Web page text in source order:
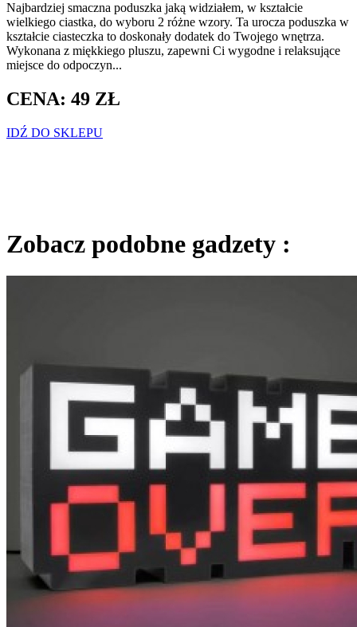
Najbardziej smaczna poduszka jaką widziałem, w kształcie
wielkiego ciastka, do wyboru 2 różne wzory. Ta urocza poduszka w
kształcie ciasteczka to doskonały dodatek do Twojego wnętrza.
Wykonana z miękkiego pluszu, zapewni Ci wygodne i relaksujące
miejsce do odpoczyn...
CENA: 49 ZŁ
IDŹ DO SKLEPU
Zobacz podobne gadzety :